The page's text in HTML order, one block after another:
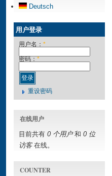
Deutsch
用户登录
用户名： *
密码： *
重设密码
在线用户
目前共有 0 个用户和 0 位
访客在线。
COUNTER